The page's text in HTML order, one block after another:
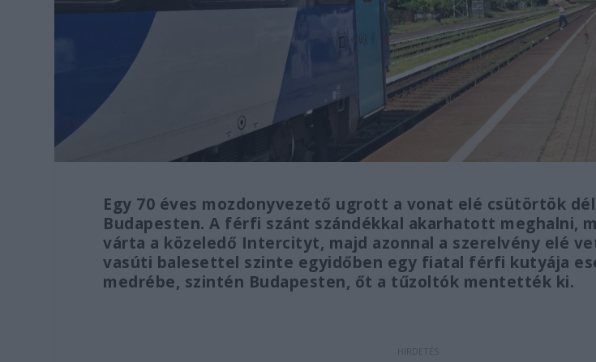
Egy 70 éves mozdonyvezető ugrott a vonat elé csütörtök
Budapesten. A férfi szánt szándékkal akarhatott meghalni,
várta a közeledő Intercityt, majd azonnal a szerelvény elé
vasúti balesettel szinte egyidőben egy fiatal férfi kutyája
medrébe, szintén Budapesten, őt a tűzoltók mentették ki.